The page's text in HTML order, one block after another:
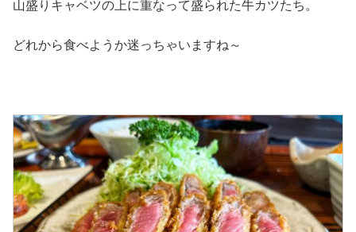
山盛りキャベツの上に重なって盛られた牛カツたち。
どれから食べようか迷っちゃいますね～